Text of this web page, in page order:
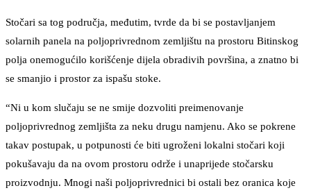
Stočari sa tog područja, međutim, tvrde da bi se postavljanjem
solarnih panela na poljoprivrednom zemljištu na prostoru Bitinskog
polja onemogućilo korišćenje dijela obradivih površina, a znatno bi
se smanjio i prostor za ispašu stoke.
“Ni u kom slučaju se ne smije dozvoliti preimenovanje
poljoprivrednog zemljišta za neku drugu namjenu. Ako se pokrene
takav postupak, u potpunosti će biti ugroženi lokalni stočari koji
pokušavaju da na ovom prostoru održe i unaprijede stočarsku
proizvodnju. Mnogi naši poljoprivrednici bi ostali bez oranica koje